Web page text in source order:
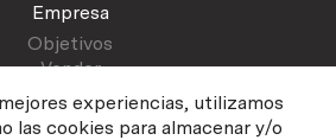
experiencias, utilizamos
las cookies para almacenar y/o
Empresa
Objetivos
Vender